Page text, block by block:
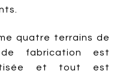
quatre terrains de
fabrication est
et tout est